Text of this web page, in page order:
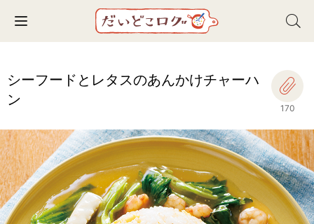
Toggle navigation
シーフードとレタスのあんかけチャーハ
ン
170